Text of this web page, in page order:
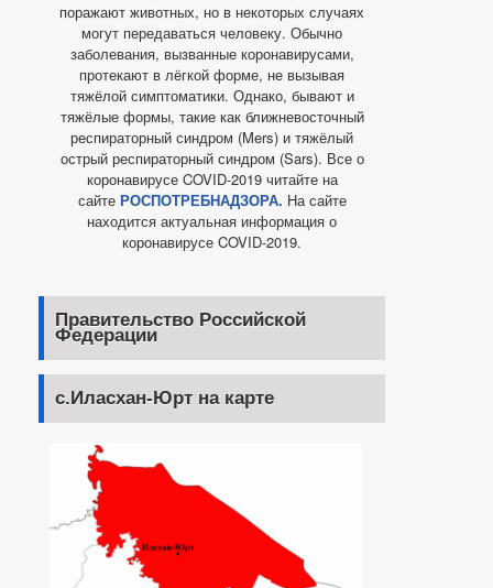
поражают животных, но в некоторых случаях
могут передаваться человеку. Обычно
заболевания, вызванные коронавирусами,
протекают в лёгкой форме, не вызывая
тяжёлой симптоматики. Однако, бывают и
тяжёлые формы, такие как ближневосточный
респираторный синдром (Mers) и тяжёлый
острый респираторный синдром (Sars). Все о
коронавирусе COVID-2019 читайте на
сайте РОСПОТРЕБНАДЗОРА. На сайте
находится актуальная информация о
коронавирусе COVID-2019.
Правительство Российской
Федерации
с.Иласхан-Юрт на карте